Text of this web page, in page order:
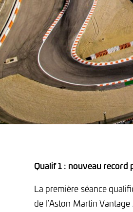
Qualif 1 : nouveau
La première séance
de l’Aston Martin